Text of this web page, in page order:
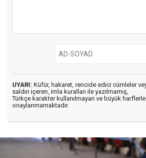
UYARI: Küfür, hakaret, rencide edici cümleler
saldırı içeren, imla kuralları ile yazılmamış,
Türkçe karakter kullanılmayan ve büyük harflerle
onaylanmamaktadır.